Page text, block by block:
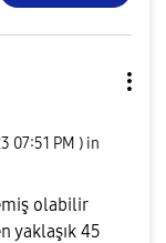
07:51 PM ) in
olabilir
yaklaşık 45